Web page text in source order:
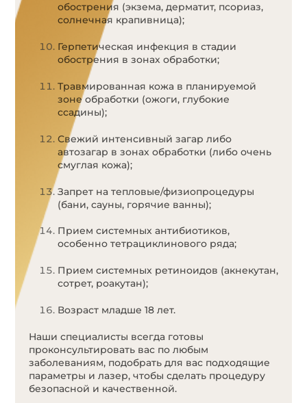
обострения (экзема, дерматит, псориаз,
солнечная крапивница);
Герпетическая инфекция в стадии
обострения в зонах обработки;
Травмированная кожа в планируемой
зоне обработки (ожоги, глубокие
ссадины);
Свежий интенсивный загар либо
автозагар в зонах обработки (либо очень
смуглая кожа);
Запрет на тепловые/физиопроцедуры
(бани, сауны, горячие ванны);
Прием системных антибиотиков,
особенно тетрациклинового ряда;
Прием системных ретиноидов (акнекутан,
сотрет, роакутан);
Возраст младше 18 лет.
Наши специалисты всегда готовы
проконсультировать вас по любым
заболеваниям, подобрать для вас подходящие
параметры и лазер, чтобы сделать процедуру
безопасной и качественной.